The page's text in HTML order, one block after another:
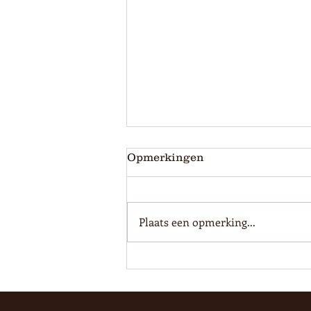
WK Poule prijzen!
Opmerkingen
Plaats een opmerking...